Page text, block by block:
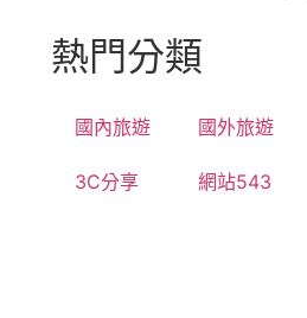
熱門分類
國內旅遊 國外旅遊
3C分享 網站543